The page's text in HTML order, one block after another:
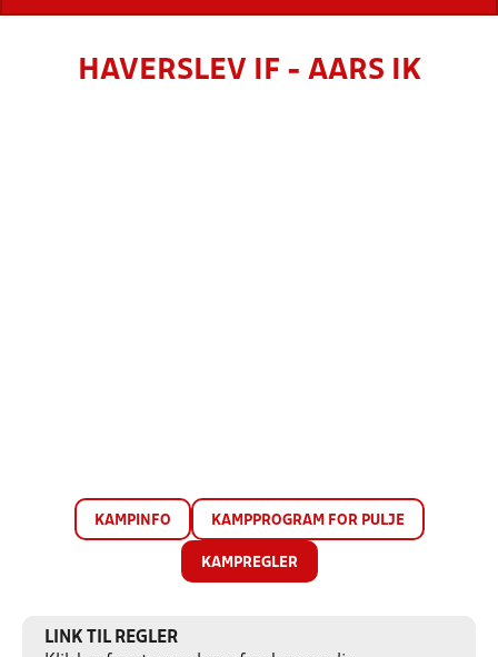
HAVERSLEV IF - AARS IK
KAMPINFO KAMPPROGRAM FOR PULJE
KAMPREGLER
LINK TIL REGLER